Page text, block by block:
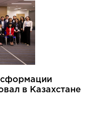
в Казахстане